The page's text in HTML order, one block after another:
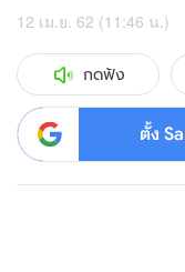
12 เม.ย. 62 (11:46 น.)
กดฟัง
ตั้ง